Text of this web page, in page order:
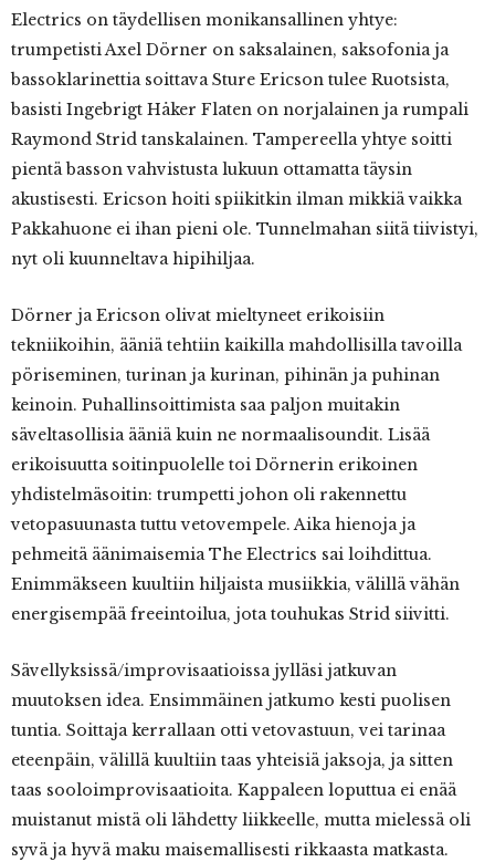
Electrics on täydellisen monikansallinen yhtye:
trumpetisti Axel Dörner on saksalainen, saksofonia ja
bassoklarinettia soittava Sture Ericson tulee Ruotsista,
basisti Ingebrigt Håker Flaten on norjalainen ja rumpali
Raymond Strid tanskalainen. Tampereella yhtye soitti
pientä basson vahvistusta lukuun ottamatta täysin
akustisesti. Ericson hoiti spiikitkin ilman mikkiä vaikka
Pakkahuone ei ihan pieni ole. Tunnelmahan siitä tiivistyi,
nyt oli kuunneltava hipihiljaa.
Dörner ja Ericson olivat mieltyneet erikoisiin
tekniikoihin, ääniä tehtiin kaikilla mahdollisilla tavoilla
pöriseminen, turinan ja kurinan, pihinän ja puhinan
keinoin. Puhallinsoittimista saa paljon muitakin
säveltasollisia ääniä kuin ne normaalisoundit. Lisää
erikoisuutta soitinpuolelle toi Dörnerin erikoinen
yhdistelmäsoitin: trumpetti johon oli rakennettu
vetopasuunasta tuttu vetovempele. Aika hienoja ja
pehmeitä äänimaisemia The Electrics sai loihdittua.
Enimmäkseen kuultiin hiljaista musiikkia, välillä vähän
energisempää freeintoilua, jota touhukas Strid siivitti.
Sävellyksissä/improvisaatioissa jylläsi jatkuvan
muutoksen idea. Ensimmäinen jatkumo kesti puolisen
tuntia. Soittaja kerrallaan otti vetovastuun, vei tarinaa
eteenpäin, välillä kuultiin taas yhteisiä jaksoja, ja sitten
taas sooloimprovisaatioita. Kappaleen loputtua ei enää
muistanut mistä oli lähdetty liikkeelle, mutta mielessä oli
syvä ja hyvä maku maisemallisesti rikkaasta matkasta.